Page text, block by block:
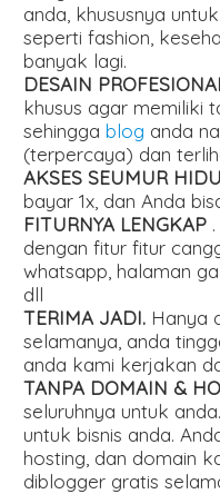
anda, khususnya
seperti fashion,
banyak lagi.
DESAIN
khusus agar memiliki
sehinggablog anda
(terpercaya) dan
AKSES SEUMUR
bayar 1x, dan Anda
FITURNYA LENGKAP
dengan fitur fitur
whatsapp, halaman
dll
TERIMA JADI. Hanya
selamanya, anda
anda kami kerjakan
TANPA DOMAIN &
seluruhnya untuk
untuk bisnis anda.
hosting, dan domain
diblogger gratis